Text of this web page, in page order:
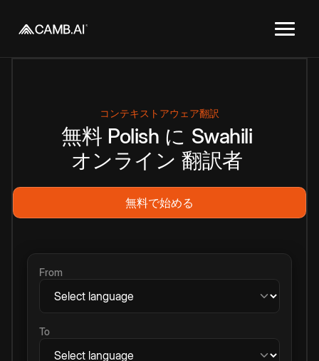
コンテキストアウェア翻訳
無料 Polish に Swahili
オンライン 翻訳者
無料で始める
From
To